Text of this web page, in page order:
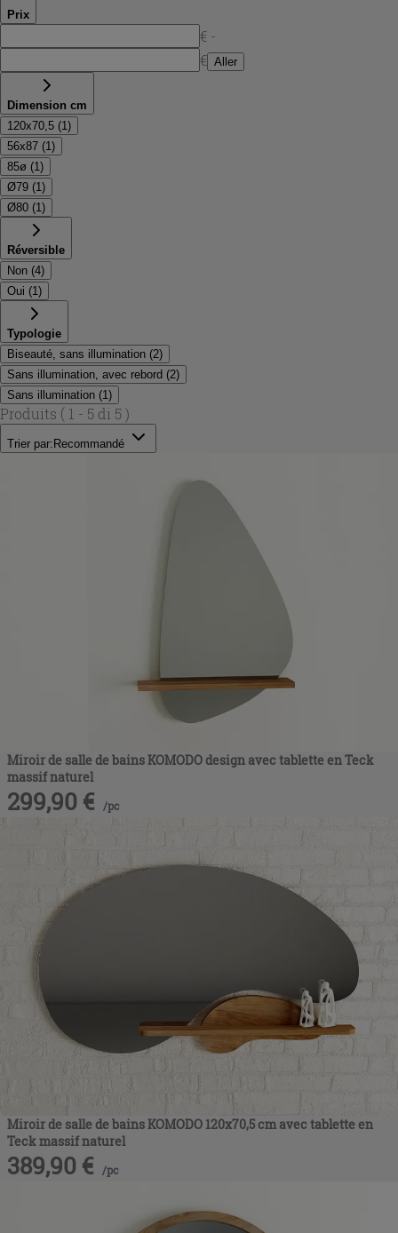
Prix
€ -
€ Aller
Dimension cm
120x70,5 (1 )
56x87 (1 )
85ø (1 )
Ø79 (1 )
Ø80 (1 )
Réversible
Non (4)
Oui (1 )
Typologie
Biseauté, sans illumination (2)
Sans illumination, avec rebord (2)
Sans illumination (1 )
Produits ( 1 - 5 di 5 )
Trier par: Recommandé
Miroir de salle de bains KOMODO design avec tablette en Teck
massif naturel
299,90 € /pc
Miroir de salle de bains KOMODO 120x70,5 cm avec tablette en
Teck massif naturel
389,90 € /pc